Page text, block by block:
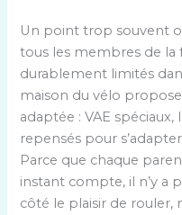
Un point trop souvent
tous les membres de
durablement limités
maison du vélo
adaptée : VAE
repensés pour
Parce que chaque
instant compte, il n’y a
côté le plaisir de rouler,